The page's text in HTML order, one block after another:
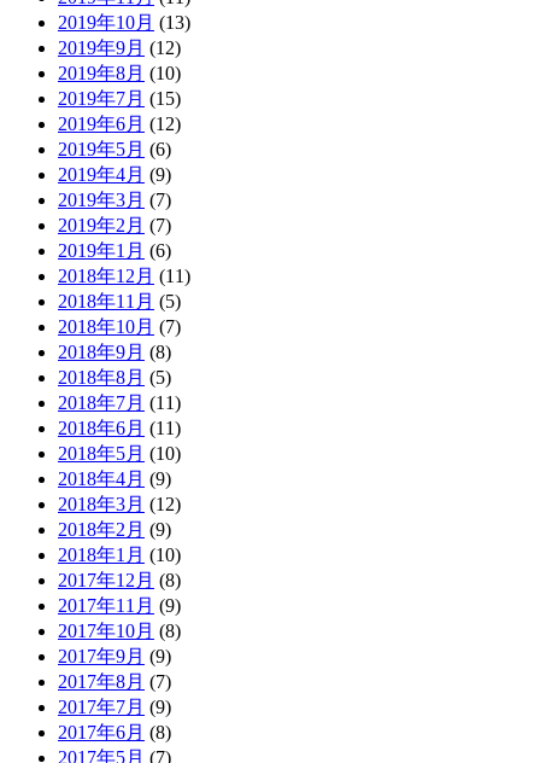
2019年10月 (13)
2019年9月 (12)
2019年8月 (10)
2019年7月 (15)
2019年6月 (12)
2019年5月 (6)
2019年4月 (9)
2019年3月 (7)
2019年2月 (7)
2019年1月 (6)
2018年12月 (11)
2018年11月 (5)
2018年10月 (7)
2018年9月 (8)
2018年8月 (5)
2018年7月 (11)
2018年6月 (11)
2018年5月 (10)
2018年4月 (9)
2018年3月 (12)
2018年2月 (9)
2018年1月 (10)
2017年12月 (8)
2017年11月 (9)
2017年10月 (8)
2017年9月 (9)
2017年8月 (7)
2017年7月 (9)
2017年6月 (8)
2017年5月 (7)